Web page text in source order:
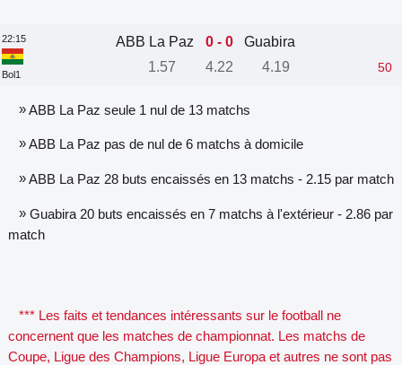
22:15
Bol1
ABB La Paz 0 - 0 Guabira
50
1.57 4.22 4.19
»ABB La Paz seule 1 nul de 13 matchs
»ABB La Paz pas de nul de 6 matchs à domicile
»ABB La Paz 28 buts encaissés en 13 matchs - 2.15 par match
»Guabira 20 buts encaissés en 7 matchs à l'extérieur - 2.86 par
match
*** Les faits et tendances intéressants sur le football ne
concernent que les matches de championnat. Les matchs de
Coupe, Ligue des Champions, Ligue Europa et autres ne sont pas